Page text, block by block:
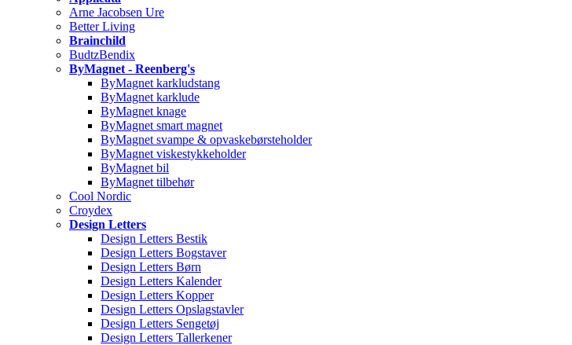
Arne Jacobsen Ure
Better Living
Brainchild
BudtzBendix
ByMagnet - Reenberg's
ByMagnet karkludstang
ByMagnet karklude
ByMagnet knage
ByMagnet smart magnet
ByMagnet svampe & opvaskebørsteholder
ByMagnet viskestykkeholder
ByMagnet bil
ByMagnet tilbehør
Cool Nordic
Croydex
Design Letters
Design Letters Bestik
Design Letters Bogstaver
Design Letters Børn
Design Letters Kalender
Design Letters Kopper
Design Letters Opslagstavler
Design Letters Sengetøj
Design Letters Tallerkener